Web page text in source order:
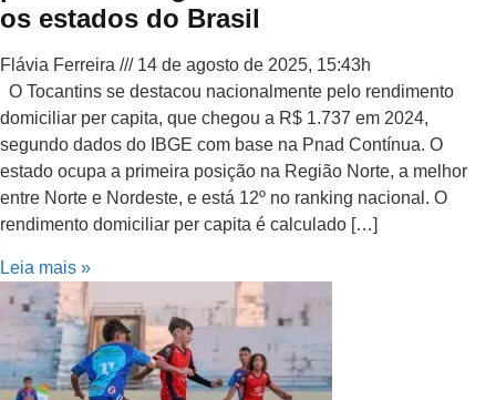
os estados do Brasil
Flávia Ferreira
14 de agosto de 2025, 15:43h
O Tocantins se destacou nacionalmente pelo rendimento
domiciliar per capita, que chegou a R$ 1.737 em 2024,
segundo dados do IBGE com base na Pnad Contínua. O
estado ocupa a primeira posição na Região Norte, a melhor
entre Norte e Nordeste, e está 12º no ranking nacional. O
rendimento domiciliar per capita é calculado […]
Leia mais »